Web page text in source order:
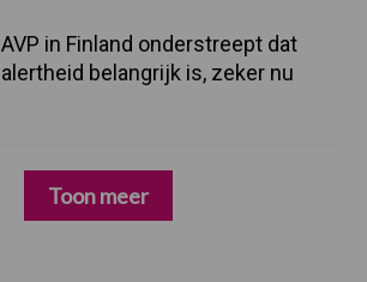
AVP in Finland onderstreept dat
alertheid belangrijk is, zeker nu
Toon meer